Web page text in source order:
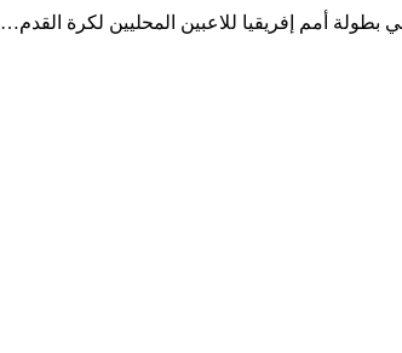
بطولة أمم إفريقيا للاعبين المحليين لكرة القدم…